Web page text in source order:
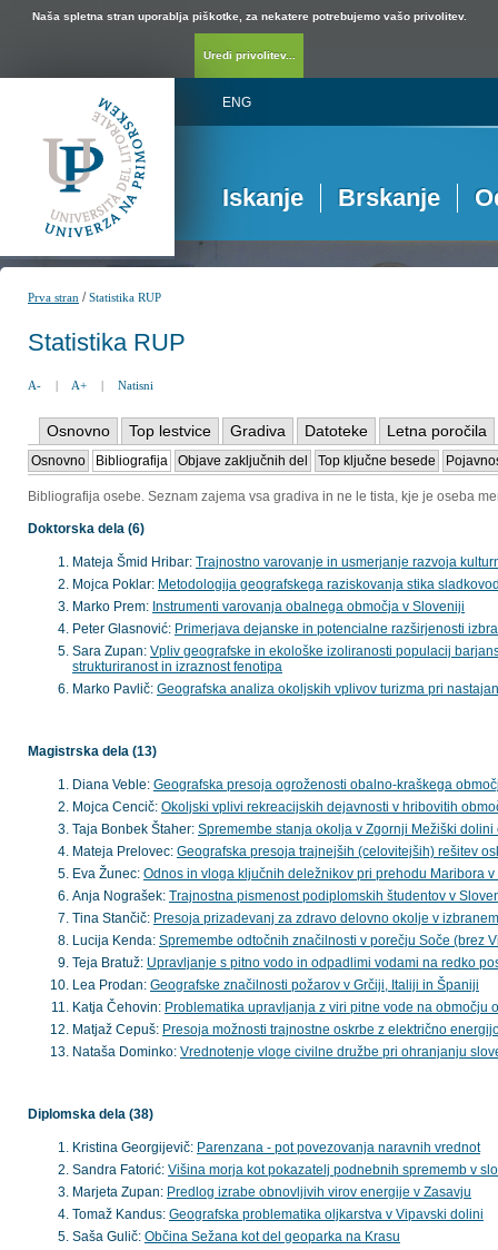
Naša spletna stran uporablja piškotke, za nekatere potrebujemo vašo privolitev.
Uredi privolitev...
ENG
Iskanje Brskanje
Prva stran /Statistika RUP
Statistika RUP
A- | A+ | Natisni
Osnovno Top lestvice Gradiva Datoteke Letna poročila
Osnovno Bibliografija Objave zaključnih del Top ključne besede
Bibliografija osebe. Seznam zajema vsa gradiva in ne le tista, kje je oseba
Doktorska dela (6)
Mateja Šmid Hribar: Trajnostno varovanje in usmerjanje razvoja
Mojca Poklar: Metodologija geografskega raziskovanja stika
Marko Prem: Instrumenti varovanja obalnega območja v Sloveniji
Peter Glasnović: Primerjava dejanske in potencialne razširjenosti
Sara Zupan: Vpliv geografske in ekološke izoliranosti populacij
strukturiranost in izraznost fenotipa
Marko Pavlič: Geografska analiza okoljskih vplivov turizma pri
Magistrska dela (13)
Diana Veble: Geografska presoja ogroženosti obalno-kraškega
Mojca Cencič: Okoljski vplivi rekreacijskih dejavnosti v hribovitih
Taja Bonbek Štaher: Spremembe stanja okolja v Zgornji Mežiški
Mateja Prelovec: Geografska presoja trajnejših (celovitejših) rešitev
Eva Žunec: Odnos in vloga ključnih deležnikov pri prehodu Maribora v
Anja Nograšek: Trajnostna pismenost podiplomskih študentov v
Tina Stančič: Presoja prizadevanj za zdravo delovno okolje v
Lucija Kenda: Spremembe odtočnih značilnosti v porečju Soče (brez
Teja Bratuž: Upravljanje s pitno vodo in odpadlimi vodami na redko
Lea Prodan: Geografske značilnosti požarov v Grčiji, Italiji in Španiji
Katja Čehovin: Problematika upravljanja z viri pitne vode na območju
Matjaž Cepuš: Presoja možnosti trajnostne oskrbe z električno
Nataša Dominko: Vrednotenje vloge civilne družbe pri ohranjanju
Diplomska dela (38)
Kristina Georgijevič: Parenzana - pot povezovanja naravnih vrednot
Sandra Fatorić: Višina morja kot pokazatelj podnebnih sprememb v
Marjeta Zupan: Predlog izrabe obnovljivih virov energije v Zasavju
Tomaž Kandus: Geografska problematika oljkarstva v Vipavski dolini
Saša Gulič: Občina Sežana kot del geoparka na Krasu